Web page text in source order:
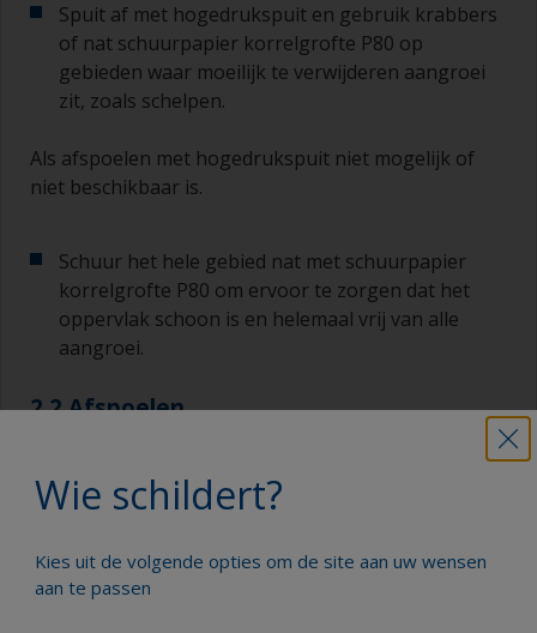
Spuit af met hogedrukspuit en gebruik krabbers
of nat schuurpapier korrelgrofte P80 op
gebieden waar moeilijk te verwijderen aangroei
zit, zoals schelpen.
Als afspoelen met hogedrukspuit niet mogelijk of
niet beschikbaar is.
Schuur het hele gebied nat met schuurpapier
korrelgrofte P80 om ervoor te zorgen dat het
oppervlak schoon is en helemaal vrij van alle
aangroei.
2.2 Afspoelen
Wie schildert?
Kies uit de volgende opties om de site aan uw wensen
aan te passen